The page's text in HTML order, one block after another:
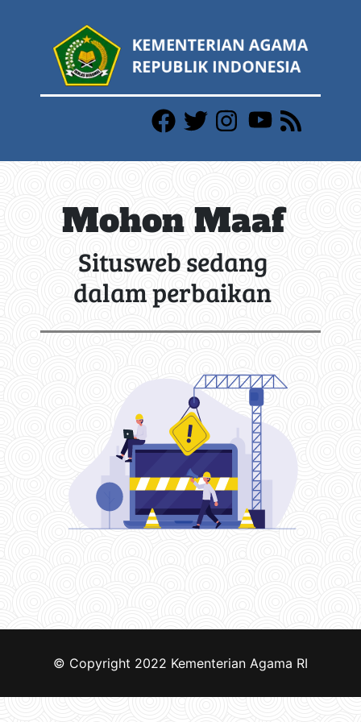
Mohon Maaf
Situsweb sedang
dalam perbaikan
© Copyright 2022 Kementerian Agama RI